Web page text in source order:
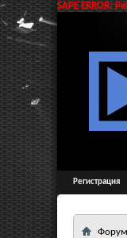
SAPE ERROR:
Регистрация
Форум